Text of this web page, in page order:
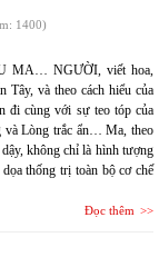
1400)
MA… NGƯỜI, viết hoa,
Tây, và theo cách hiểu của
đi cùng với sự teo tóp của
và Lòng trắc ẩn… Ma, theo
không chỉ là hình tượng
thống trị toàn bộ cơ chế
Đọc thêm